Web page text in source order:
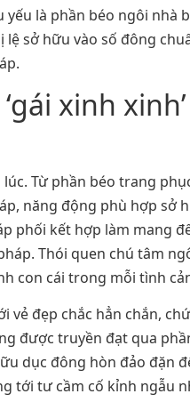
là phần béo ngôi nhà
sở hữu vào số đông
xinh
Từ phần béo trang
năng động phù hợp sở
phối kết hợp làm mang
Thói quen chú tâm
con cái trong mỗi tình
vẻ đẹp chắc hẳn chắn,
được truyền đạt qua
dục đông hòn đảo đặn
tới tư cầm cố kỉnh ngẫu